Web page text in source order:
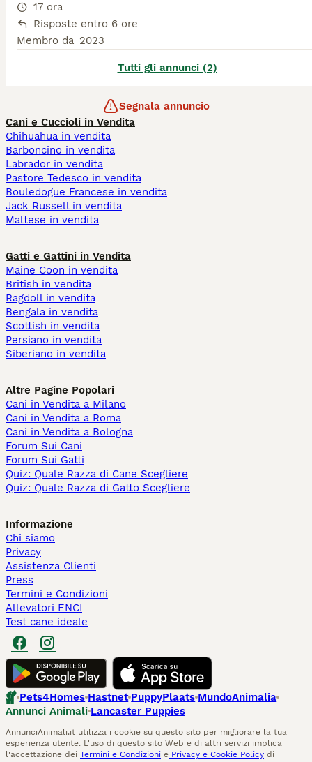
17 ora
Risposte entro 6 ore
Membro da 2023
Tutti gli annunci (2)
Segnala annuncio
Cani e Cuccioli in Vendita
Chihuahua in vendita
Barboncino in vendita
Labrador in vendita
Pastore Tedesco in vendita
Bouledogue Francese in vendita
Jack Russell in vendita
Maltese in vendita
Gatti e Gattini in Vendita
Maine Coon in vendita
British in vendita
Ragdoll in vendita
Bengala in vendita
Scottish in vendita
Persiano in vendita
Siberiano in vendita
Altre Pagine Popolari
Cani in Vendita a Milano
Cani in Vendita a Roma
Cani in Vendita a Bologna
Forum Sui Cani
Forum Sui Gatti
Quiz: Quale Razza di Cane Scegliere
Quiz: Quale Razza di Gatto Scegliere
Informazione
Chi siamo
Privacy
Assistenza Clienti
Press
Termini e Condizioni
Allevatori ENCI
Test cane ideale
Pets4Homes Hastnet PuppyPlaats MundoAnimalia
Annunci Animali Lancaster Puppies
AnnunciAnimali.it utilizza i cookie su questo sito per migliorare la tua
esperienza utente. L'uso di questo sito Web e di altri servizi implica
l'accettazione dei Termini e Condizioni e Privacy e Cookie Policy di